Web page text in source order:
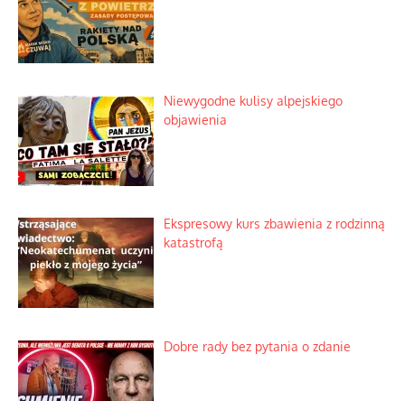
Niewygodne kulisy alpejskiego
objawienia
Ekspresowy kurs zbawienia z rodzinną
katastrofą
Dobre rady bez pytania o zdanie